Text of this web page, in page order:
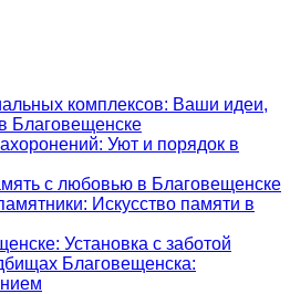
комплексов: Ваши идеи,
Благовещенске
Уют и порядок в
с любовью в Благовещенске
Искусство памяти в
Установка с заботой
Благовещенска: